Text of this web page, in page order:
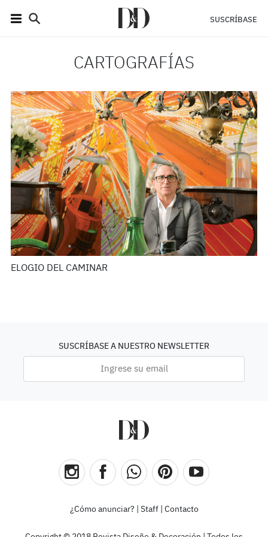
SUSCRÍBASE
CARTOGRAFÍAS
ELOGIO DEL CAMINAR
SUSCRÍBASE A NUESTRO NEWSLETTER
¿Cómo anunciar? Staff| Contacto